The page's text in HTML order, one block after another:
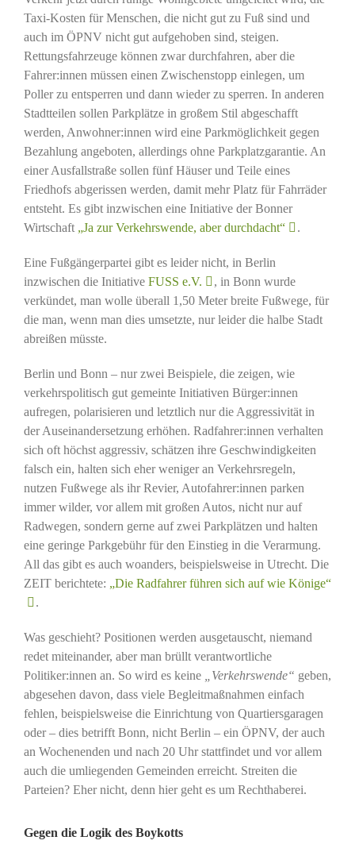
Taxi-Kosten für Menschen, die nicht gut zu Fuß sind und
auch im ÖPNV nicht gut aufgehoben sind, steigen.
Rettungsfahrzeuge können zwar durchfahren, aber die
Fahrer:innen müssen einen Zwischenstopp einlegen, um
Poller zu entsperren und dann wieder zu sperren. In anderen
Stadtteilen sollen Parkplätze in großem Stil abgeschafft
werden, Anwohner:innen wird eine Parkmöglichkeit gegen
Bezahlung angeboten, allerdings ohne Parkplatzgarantie. An
einer Ausfallstraße sollen fünf Häuser und Teile eines
Friedhofs abgerissen werden, damit mehr Platz für Fahrräder
entsteht. Es gibt inzwischen eine Initiative der Bonner
Wirtschaft „Ja zur Verkehrswende, aber durchdacht“ .
Eine Fußgängerpartei gibt es leider nicht, in Berlin
inzwischen die Initiative FUSS e.V.
, in Bonn wurde
verkündet, man wolle überall 1,50 Meter breite Fußwege, für
die man, wenn man dies umsetzte, nur leider die halbe Stadt
abreißen müsste.
Berlin und Bonn – nur zwei Beispiele, die zeigen, wie
verkehrspolitisch gut gemeinte Initiativen Bürger:innen
aufregen, polarisieren und letztlich nur die Aggressivität in
der Auseinandersetzung erhöhen. Radfahrer:innen verhalten
sich oft höchst aggressiv, schätzen ihre Geschwindigkeiten
falsch ein, halten sich eher weniger an Verkehrsregeln,
nutzen Fußwege als ihr Revier, Autofahrer:innen parken
immer wilder, vor allem mit großen Autos, nicht nur auf
Radwegen, sondern gerne auf zwei Parkplätzen und halten
eine geringe Parkgebühr für den Einstieg in die Verarmung.
All das gibt es auch woanders, beispielsweise in Utrecht. Die
ZEIT berichtete: „Die Radfahrer führen sich auf wie Könige“
.
Was geschieht? Positionen werden ausgetauscht, niemand
redet miteinander, aber man brüllt verantwortliche
Politiker:innen an. So wird es keine
„Verkehrswende“ geben,
abgesehen davon, dass viele Begleitmaßnahmen einfach
fehlen, beispielsweise die Einrichtung von Quartiersgaragen
oder – dies betrifft Bonn, nicht Berlin – ein ÖPNV, der auch
an Wochenenden und nach 20 Uhr stattfindet und vor allem
auch die umliegenden Gemeinden erreicht. Streiten die
Parteien? Eher nicht, denn hier geht es um Rechthaberei.
Gegen die Logik des Boykotts